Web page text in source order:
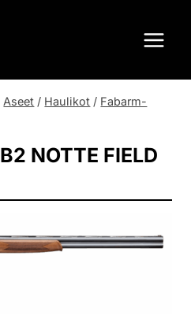
Aseet / Haulikot / Fabarm-
NOTTE FIELD